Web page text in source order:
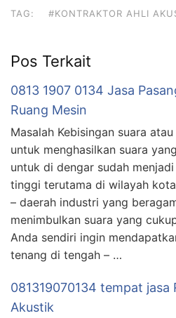
TAG: #KONTRAKTOR AHLI
Pos Terkait
0813 1907 0134 Jasa
Ruang Mesin
Masalah Kebisingan suara
untuk menghasilkan suara
untuk di dengar sudah
tinggi terutama di wilayah
– daerah industri yang
menimbulkan suara yang
Anda sendiri ingin
tenang di tengah – …
081319070134 tempat jasa
Akustik